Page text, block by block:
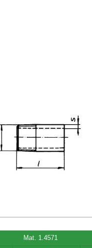
Mat. 1.4571